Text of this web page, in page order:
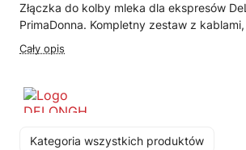
Złączka do kolby mleka dla ekspresów
PrimaDonna. Kompletny zestaw z
Cały opis
Kategoria wszystkich produktów